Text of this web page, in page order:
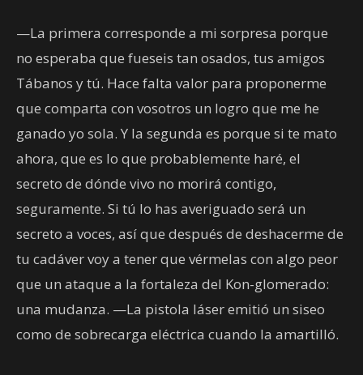
—La primera corresponde a mi sorpresa porque
no esperaba que fueseis tan osados, tus amigos
Tábanos y tú. Hace falta valor para proponerme
que comparta con vosotros un logro que me he
ganado yo sola. Y la segunda es porque si te mato
ahora, que es lo que probablemente haré, el
secreto de dónde vivo no morirá contigo,
seguramente. Si tú lo has averiguado será un
secreto a voces, así que después de deshacerme de
tu cadáver voy a tener que vérmelas con algo peor
que un ataque a la fortaleza del Kon-glomerado:
una mudanza. —La pistola láser emitió un siseo
como de sobrecarga eléctrica cuando la amartilló.